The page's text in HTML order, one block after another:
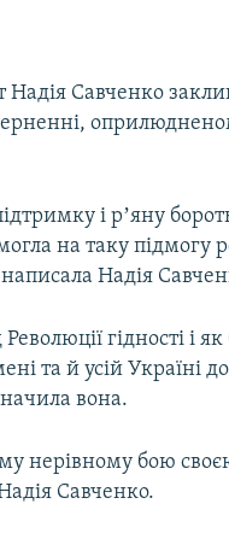
Савченко
і рʼяну
на таку підмогу
Надія
гідності і як
та й усій Україні
вона.
нерівному бою
Савченко.